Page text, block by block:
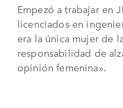
Empezó a trabajar en
licenciados en
era la única mujer de
responsabilidad de
opinión femenina».